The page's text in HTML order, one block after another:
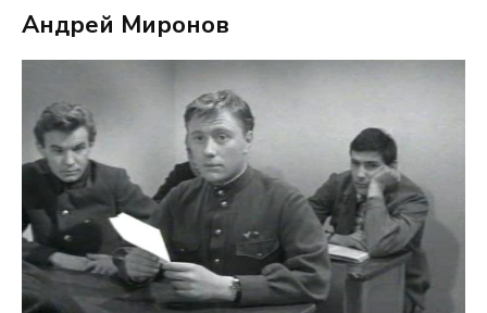
Андрей Миронов